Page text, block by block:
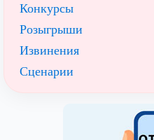
Конкурсы
Розыгрыши
Извинения
Сценарии